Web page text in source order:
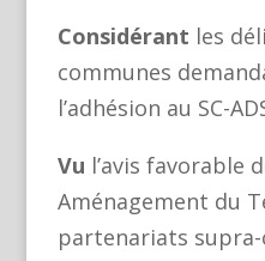
Considérant les
communes
l’adhésion au SC-
Vu l’avis favorable
Aménagement du
partenariats